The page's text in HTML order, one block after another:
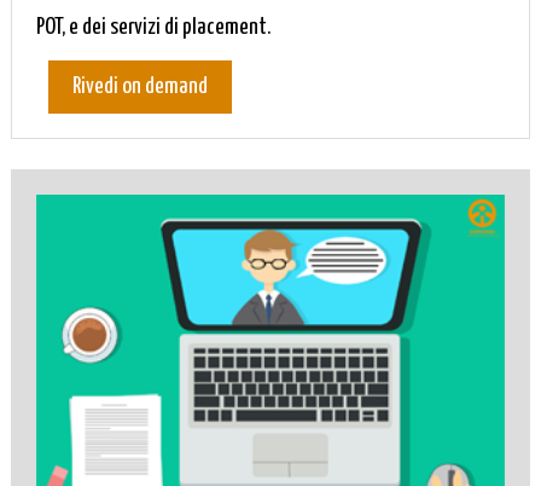
POT, e dei servizi di placement.
Rivedi on demand